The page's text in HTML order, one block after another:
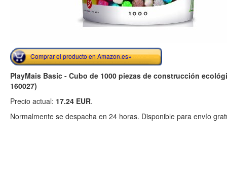
Comprar el producto en Amazon.es»
PlayMais Basic - Cubo de 1000 piezas de construcción
160027)
Precio actual: 17.24 EUR.
Normalmente se despacha en 24 horas. Disponible para envío